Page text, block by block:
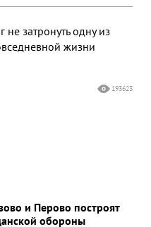
затронуть одну из
жизни
193623
и Перово построят
обороны